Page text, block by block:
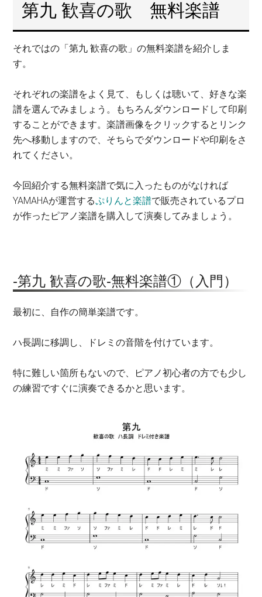
第九 歓喜の歌 無料楽譜
それではの「第九 歓喜の歌」の無料楽譜を紹介しま
す。
それぞれの楽譜をよく見て、もしくは聴いて、好きな楽
譜を選んでみましょう。もちろんダウンロードして印刷
することができます。楽譜画像をクリックするとリンク
先へ移動しますので、そちらでダウンロードや印刷をさ
れてください。
今回紹介する無料楽譜で気に入ったものがなければ
YAMAHAが運営するぷりんと楽譜で販売されているプロ
が作ったピアノ楽譜を購入して演奏してみましょう。
-第九 歓喜の歌-無料楽譜①（入門）
最初に、自作の簡単楽譜です。
ハ長調に移調し、ドレミの音階を付けています。
特に難しい箇所もないので、ピアノ初心者の方でも少し
の練習ですぐに演奏できるかと思います。